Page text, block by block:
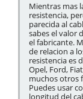
Mientras mas
resistencia,
parecida al
sabes el valor
el fabricante.
de relacion a
resistencia es
Opel, Ford,
muchos otros
Puedes usar
longitud del